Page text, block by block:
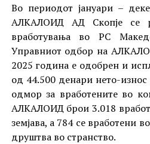
Во периодот јануари –
АЛКАЛОИД АД Скопје се
вработувања во РС
Управниот одбор на
2025 година е одобрен и
од 44.500 денари нето-
одмор за вработените во
АЛКАЛОИД брои 3.018
земјава, а 784 се вработени
друштва во странство.